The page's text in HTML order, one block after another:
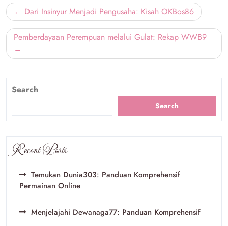
Post
navigation
Dari Insinyur Menjadi Pengusaha: Kisah OKBos86
Pemberdayaan Perempuan melalui Gulat: Rekap WWB9
Search
Search
Recent Posts
Temukan Dunia303: Panduan Komprehensif
Permainan Online
Menjelajahi Dewanaga77: Panduan Komprehensif